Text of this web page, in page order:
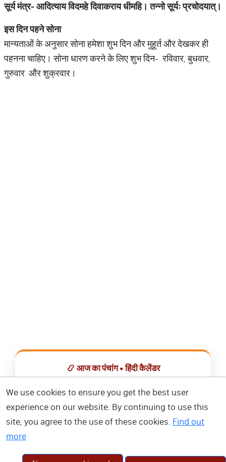
सूर्यमंत्र-आदित्यायविदमहेदिवाकरायधीमहि। तन्नोसूर्यःप्रचोदयात्।
इसदिनपहनेसोना
मान्यताओं के अनुसार सोना हमेशा शुभ दिन और मुहूर्त और देखकर ही
पहनना चाहिए। सोना धारण करने के लिए शुभ दिन- रविवार, बुधवार,
गुरुवार और शुक्रवार।
📿 आज का पंचांग • हिंदी कैलेंडर
📅 हिंदी कैलेंडर ऐप डाउनलोड करें
We use cookies to ensure you get the best user
experience on our website. By continuing to use this
site, you agree to the use of these cookies. Find out
more